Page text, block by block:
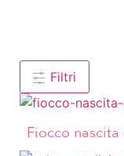
Filtri
Fiocco